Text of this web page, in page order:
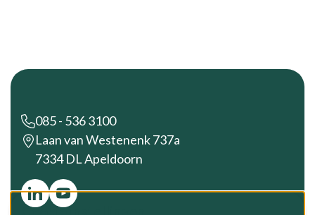
Cookie instellingen
Footer
085 - 536 3100
Laan van Westenenk 737a
7334 DL Apeldoorn